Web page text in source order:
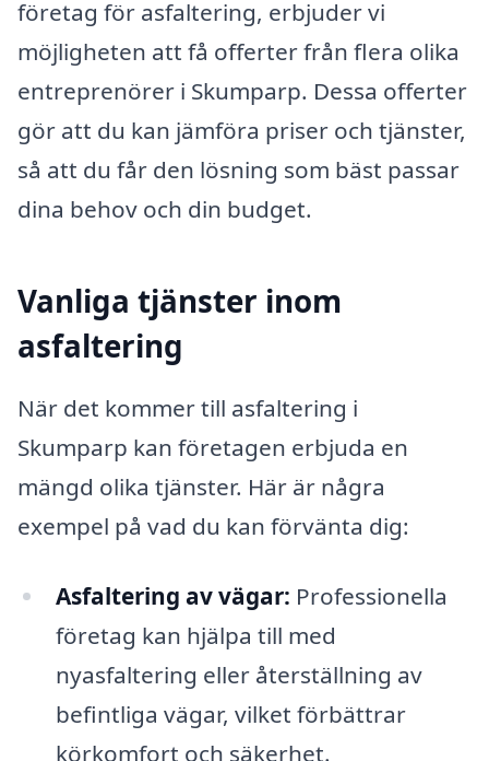
företag för asfaltering, erbjuder vi
möjligheten att få offerter från flera olika
entreprenörer i Skumparp. Dessa offerter
gör att du kan jämföra priser och tjänster,
så att du får den lösning som bäst passar
dina behov och din budget.
Vanliga tjänster inom
asfaltering
När det kommer till asfaltering i
Skumparp kan företagen erbjuda en
mängd olika tjänster. Här är några
exempel på vad du kan förvänta dig:
Asfaltering av vägar: Professionella
företag kan hjälpa till med
nyasfaltering eller återställning av
befintliga vägar, vilket förbättrar
körkomfort och säkerhet.